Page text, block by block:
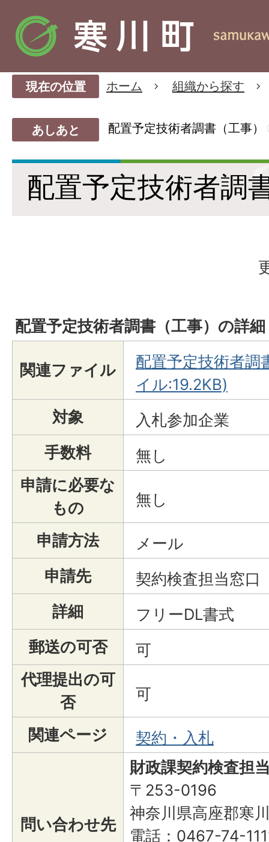
現在の位置 ホーム 組織から探す
あしあと 配置予定技術者調書（工事）
配置予定技術者調
配置予定技術者調書（工事）の詳細
関連ファイル
配置予定技術者調
イル:19.2KB)
対象
入札参加企業
手数料
無し
申請に必要な
もの
無し
申請方法
メール
申請先
契約検査担当窓口
詳細
フリーDL書式
郵送の可否
可
代理提出の可
否
可
関連ページ 契約・入札
問い合わせ先
財政課契約検査担
〒253-0196
神奈川県高座郡寒
電話：0467-74-